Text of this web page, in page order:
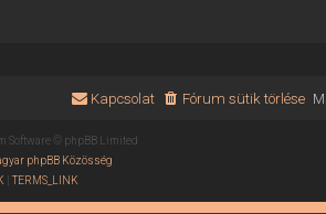
Fórum sütik törlése
Kapcsolat
Software © phpBB Limited
phpBB Közösség
|TERMS_LINK